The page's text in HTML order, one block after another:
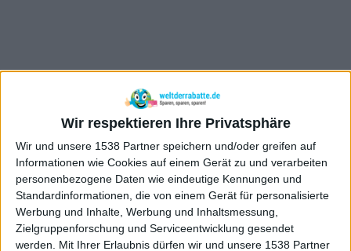
Wir respektieren Ihre Privatsphäre
Wir und unsere 1538 Partner speichern und/oder greifen auf
Informationen wie Cookies auf einem Gerät zu und verarbeiten
personenbezogene Daten wie eindeutige Kennungen und
Standardinformationen, die von einem Gerät für personalisierte
Werbung und Inhalte, Werbung und Inhaltsmessung,
Zielgruppenforschung und Serviceentwicklung gesendet
werden.
Mit Ihrer Erlaubnis dürfen wir und unsere 1538 Partner